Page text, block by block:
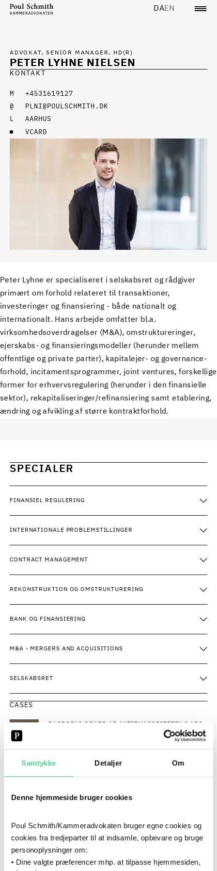
Samtykke Detaljer Om
Denne hjemmeside bruger cookies
Poul Schmith/Kammeradvokaten bruger egne cookies og
cookies fra tredjeparter til at indsamle, opbevare og bruge
personoplysninger om:
• Dine valgte præferencer mhp. at tilpasse hjemmesiden,
DAEN
PETER LYHNE NIELSEN
ADVOKAT, SENIOR MANAGER, HD(R)
KONTAKT
+4531619127
PLNI@POULSCHMITH.DK
AARHUS
VCARD
Peter Lyhne er specialiseret i selskabsret og rådgiver
primært om forhold relateret til transaktioner,
investeringer og finansiering - både nationalt og
internationalt. Hans arbejde omfatter bl.a.
virksomhedsoverdragelser (M&A), omstruktureringer,
ejerskabs- og finansieringsmodeller (herunder mellem
offentlige og private parter), kapitalejer- og governance-
forhold, incitamentsprogrammer, joint ventures, forskellige
former for erhvervsregulering (herunder i den finansielle
sektor), rekapitaliseringer/refinansiering samt etablering,
ændring og afvikling af større kontraktforhold.
SPECIALER
FINANSIEL REGULERING
INTERNATIONALE PROBLEMSTILLINGER
CONTRACT MANAGEMENT
REKONSTRUKTION OG OMSTRUKTURERING
BANK OG FINANSIERING
M&A - MERGERS AND ACQUISITIONS
SELSKABSRET
CASES
DAGROFAS OPKØB AF AKTIEMAJORITETEN I ABC
+5 SE ALLE
CV
2023 - NU
2023 –
KARRIERE
Poul Schmith/Kammeradvokaten